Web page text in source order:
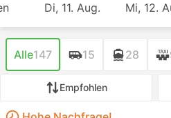
Di, 11. Aug. Mi, 12.
Alle147 15 28
Empfohlen